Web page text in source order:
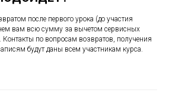
после первого урока (до участия
вам всю сумму за вычетом сервисных
Контакты по вопросам возвратов, получения
будут даны всем участникам курса.